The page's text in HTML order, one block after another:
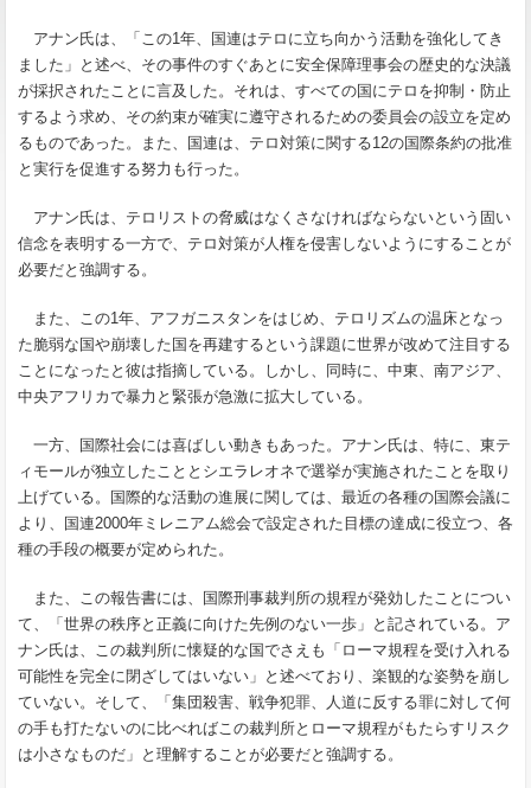
アナン氏は、「この1年、国連はテロに立ち向かう活動を強化してき
ました」と述べ、その事件のすぐあとに安全保障理事会の歴史的な決議
が採択されたことに言及した。それは、すべての国にテロを抑制・防止
するよう求め、その約束が確実に遵守されるための委員会の設立を定め
るものであった。また、国連は、テロ対策に関する12の国際条約の批准
と実行を促進する努力も行った。
アナン氏は、テロリストの脅威はなくさなければならないという固い
信念を表明する一方で、テロ対策が人権を侵害しないようにすることが
必要だと強調する。
また、この1年、アフガニスタンをはじめ、テロリズムの温床となっ
た脆弱な国や崩壊した国を再建するという課題に世界が改めて注目する
ことになったと彼は指摘している。しかし、同時に、中東、南アジア、
中央アフリカで暴力と緊張が急激に拡大している。
一方、国際社会には喜ばしい動きもあった。アナン氏は、特に、東テ
ィモールが独立したこととシエラレオネで選挙が実施されたことを取り
上げている。国際的な活動の進展に関しては、最近の各種の国際会議に
より、国連2000年ミレニアム総会で設定された目標の達成に役立つ、各
種の手段の概要が定められた。
また、この報告書には、国際刑事裁判所の規程が発効したことについ
て、「世界の秩序と正義に向けた先例のない一歩」と記されている。ア
ナン氏は、この裁判所に懐疑的な国でさえも「ローマ規程を受け入れる
可能性を完全に閉ざしてはいない」と述べており、楽観的な姿勢を崩し
ていない。そして、「集団殺害、戦争犯罪、人道に反する罪に対して何
の手も打たないのに比べればこの裁判所とローマ規程がもたらすリスク
は小さなものだ」と理解することが必要だと強調する。